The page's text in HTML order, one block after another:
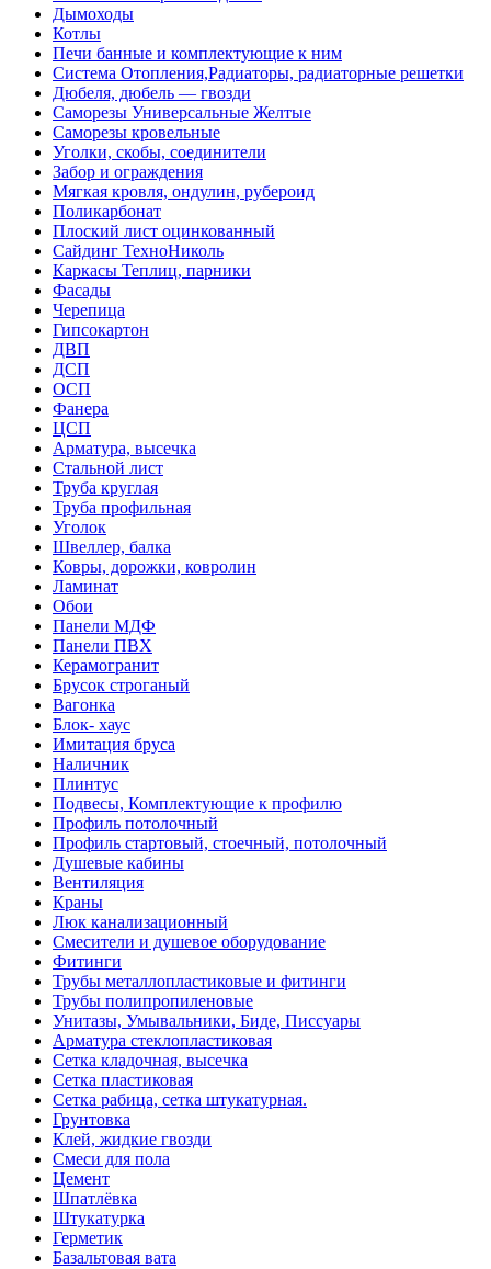
Дымоходы
Котлы
Печи банные и комплектующие к ним
Система Отопления,Радиаторы, радиаторные решетки
Дюбеля, дюбель — гвозди
Саморезы Универсальные Желтые
Саморезы кровельные
Уголки, скобы, соединители
Забор и ограждения
Мягкая кровля, ондулин, рубероид
Поликарбонат
Плоский лист оцинкованный
Сайдинг ТехноНиколь
Каркасы Теплиц, парники
Фасады
Черепица
Гипсокартон
ДВП
ДСП
ОСП
Фанера
ЦСП
Арматура, высечка
Стальной лист
Труба круглая
Труба профильная
Уголок
Швеллер, балка
Ковры, дорожки, ковролин
Ламинат
Обои
Панели МДФ
Панели ПВХ
Керамогранит
Брусок строганый
Вагонка
Блок- хаус
Имитация бруса
Наличник
Плинтус
Подвесы, Комплектующие к профилю
Профиль потолочный
Профиль стартовый, стоечный, потолочный
Душевые кабины
Вентиляция
Краны
Люк канализационный
Смесители и душевое оборудование
Фитинги
Трубы металлопластиковые и фитинги
Трубы полипропиленовые
Унитазы, Умывальники, Биде, Писсуары
Арматура стеклопластиковая
Сетка кладочная, высечка
Сетка пластиковая
Сетка рабица, сетка штукатурная.
Грунтовка
Клей, жидкие гвозди
Смеси для пола
Цемент
Шпатлёвка
Штукатурка
Герметик
Базальтовая вата